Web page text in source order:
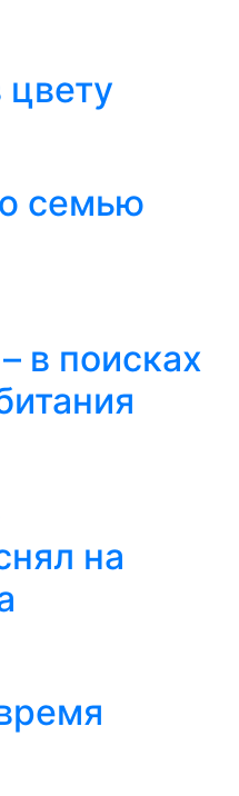
цвету
семью
в поисках
на